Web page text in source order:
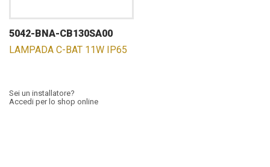
5042-BNA-CB130SA00
LAMPADA C-BAT 11W IP65
Sei un installatore?
Accedi per lo shop online